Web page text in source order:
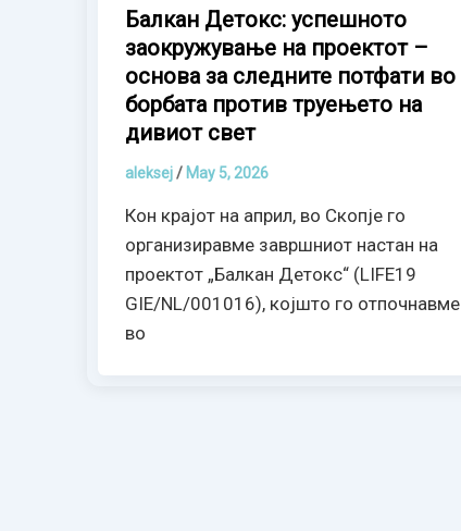
Балкан Детокс: успешното
заокружување на проектот –
основа за следните потфати во
борбата против труењето на
дивиот свет
aleksej/ May 5, 2026
Кон крајот на април, во Скопје го
организиравме завршниот настан на
проектот „Балкан Детокс“ (LIFE19
GIE/NL/001016), којшто го отпочнавме
во